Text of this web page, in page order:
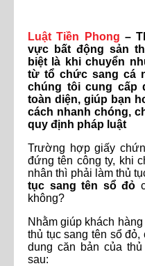
Luật Tiền Phong –
vực bất động sản
biệt là khi chuyển
từ tổ chức sang cá
chúng tôi cung cấp
toàn diện, giúp bạn
cách nhanh chóng,
quy định pháp luật
Trường hợp giấy
đứng tên công ty, khi
nhân thì phải làm thủ
tục sang tên sổ đỏ
không?
Nhằm giúp khách
thủ tục sang tên sổ
dung căn bản của
sau: